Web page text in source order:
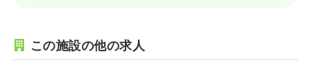
この施設の他の求人